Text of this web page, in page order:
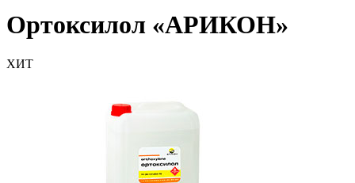
Ортоксилол «АРИКОН»
ХИТ